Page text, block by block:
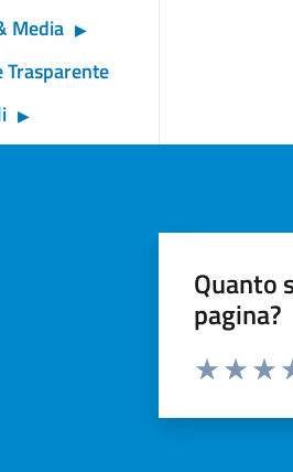
Media
Quanto
pagina?